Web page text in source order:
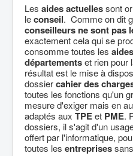
Les aides actuellessont
leconseil. Comme on dit
conseilleurs ne sont pas
exactement cela qui se
consomme toutes les
départementset rien pour
résultat est le mise à
dossiercahier des
toutes les fonctions qu'un
mesure d'exiger mais en
adaptés aux TPEet PME.
dossiers, il s'agit d'un
offert par l'informatique,
toutes les entreprises